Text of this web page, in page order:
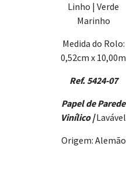
Linho | Verde
Marinho
Medida do Rolo:
0,52cm x 10,00m
Ref. 5424-07
Papel de Parede
Vinílico |Lavável
Origem: Alemão